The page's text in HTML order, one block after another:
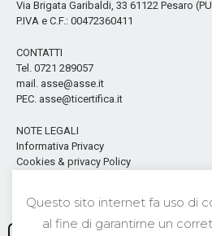
Via Brigata Garibaldi, 33 61122 Pesaro
P.IVA e C.F.: 00472360411
CONTATTI
Tel. 0721 289057
mail. asse@asse.it
PEC. asse@ticertifica.it
NOTE LEGALI
Informativa Privacy
Cookies & privacy Policy
Seguici sui Social
Questo sito internet fa uso di
al fine di garantirne un